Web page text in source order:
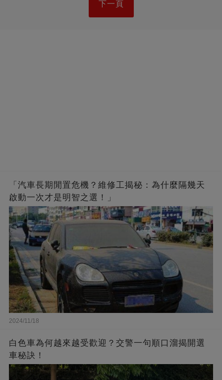
下一頁
「汽車長期閒置危機？維修工揭秘：為什麼隔幾天
啟動一次才是明智之選！」
2024/11/18
白色車為何越來越受歡迎？交警一句順口溜揭開選
車秘訣！